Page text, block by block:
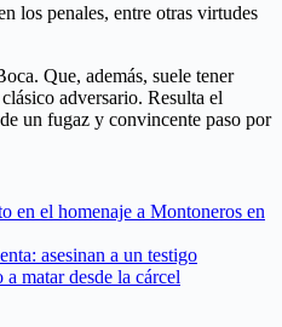
los penales, entre otras virtudes
Que, además, suele tener
adversario. Resulta el
un fugaz y convincente paso por
en el homenaje a Montoneros en
asesinan a un testigo
matar desde la cárcel